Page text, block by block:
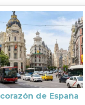
de España